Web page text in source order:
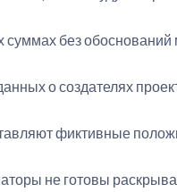
без обоснований
о создателях
фиктивные
не готовы